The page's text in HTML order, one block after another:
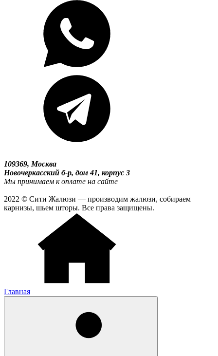
109369, Москва
Новочеркасский б-р, дом 41, корпус 3
Мы принимаем к оплате на сайте
2022 © Сити Жалюзи — производим жалюзи, собираем
карнизы, шьем шторы. Все права защищены.
Главная